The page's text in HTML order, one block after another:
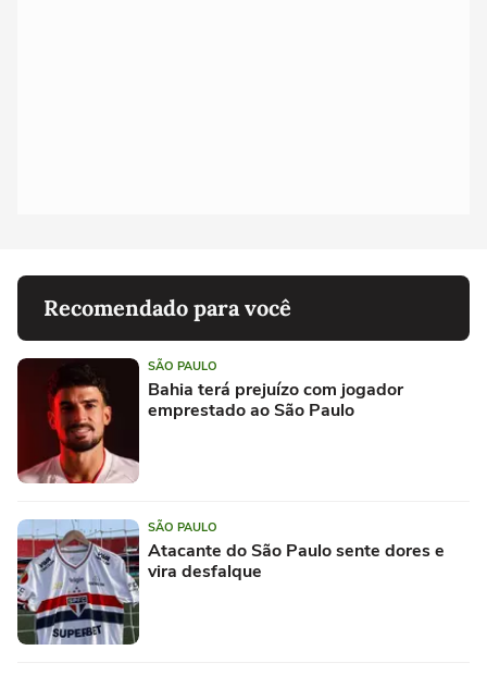
Recomendado para você
SÃO PAULO
Bahia terá prejuízo com jogador
emprestado ao São Paulo
SÃO PAULO
Atacante do São Paulo sente dores e
vira desfalque